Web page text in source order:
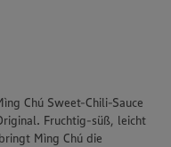
Chú Sweet-Chili-Sauce
Fruchtig-süß, leicht
Mìng Chú die